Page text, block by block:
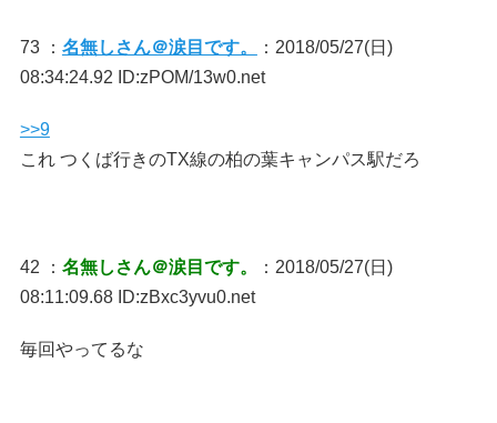
73 ： 名無しさん＠涙目です。
：2018/05/27(日)
08:34:24.92 ID:zPOM/13w0.net
>>9
これ つくば行きのTX線の柏の葉キャンパス駅だろ
42 ： 名無しさん＠涙目です。
：2018/05/27(日)
08:11:09.68 ID:zBxc3yvu0.net
毎回やってるな